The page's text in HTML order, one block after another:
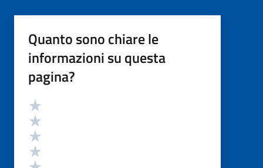
Quanto sono chiare le
informazioni su questa
pagina?
Valutazione